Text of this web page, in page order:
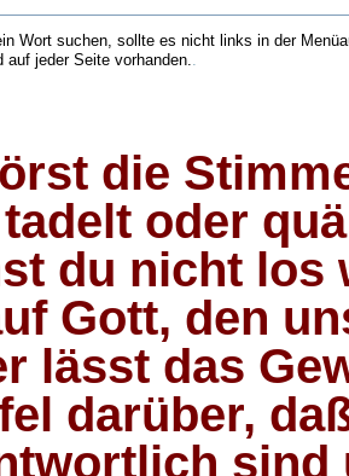
Wort suchen, sollte es nicht links in der
auf jeder Seite vorhanden..
die
oder
du nicht los
Gott, den
lässt das
darüber,
sind